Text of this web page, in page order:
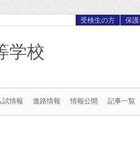
保
受検生の方
学校
試情報 進路情報 情報公開 記事一覧